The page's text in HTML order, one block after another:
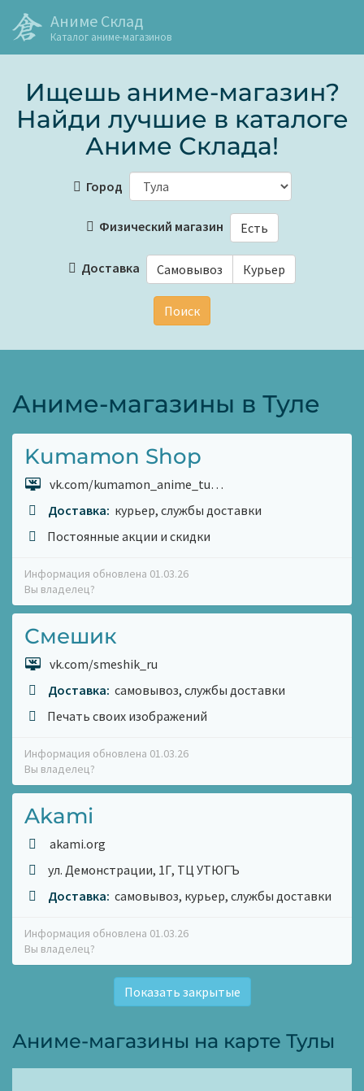
Аниме Склад
Каталог аниме-магазинов
Ищешь аниме-магазин?
Найди лучшие в каталоге
Аниме Склада!
Город
Физический магазин Есть
Доставка Самовывоз Курьер
Поиск
Аниме-магазины в Туле
Kumamon Shop
vk.com/kumamon_anime_tu…
Доставка: курьер, службы доставки
Постоянные акции и скидки
Информация обновлена 01.03.26
Вы владелец?
Смешик
vk.com/smeshik_ru
Доставка: самовывоз, службы доставки
Печать своих изображений
Информация обновлена 01.03.26
Вы владелец?
Akami
akami.org
ул. Демонстрации, 1Г, ТЦ УТЮГЪ
Доставка: самовывоз, курьер, службы доставки
Информация обновлена 01.03.26
Вы владелец?
Показать закрытые
Аниме-магазины на карте Тулы